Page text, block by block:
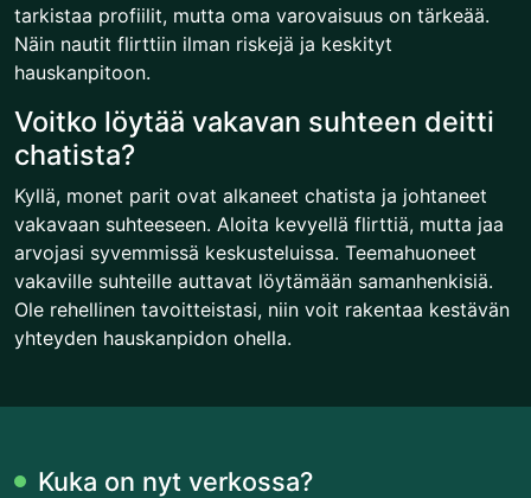
tarkistaa profiilit, mutta oma varovaisuus on tärkeää.
Näin nautit flirttiin ilman riskejä ja keskityt
hauskanpitoon.
Voitko löytää vakavan suhteen deitti
chatista?
Kyllä, monet parit ovat alkaneet chatista ja johtaneet
vakavaan suhteeseen. Aloita kevyellä flirttiä, mutta jaa
arvojasi syvemmissä keskusteluissa. Teemahuoneet
vakaville suhteille auttavat löytämään samanhenkisiä.
Ole rehellinen tavoitteistasi, niin voit rakentaa kestävän
yhteyden hauskanpidon ohella.
Kuka on nyt verkossa?